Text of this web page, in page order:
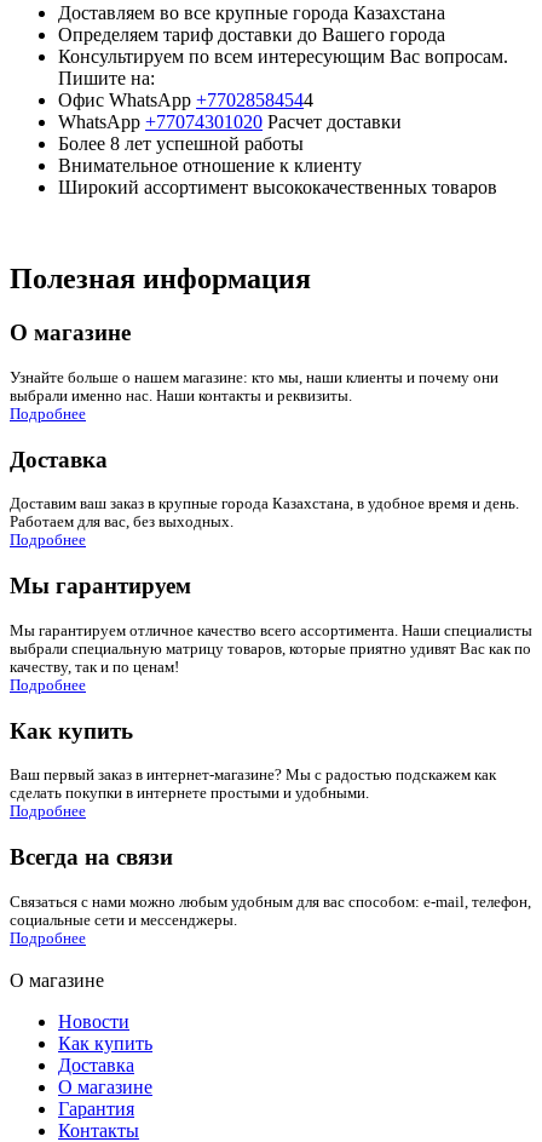
Доставляем во все крупные города Казахстана
Определяем тариф доставки до Вашего города
Консультируем по всем интересующим Вас вопросам.
Пишите на:
Офис WhatsApp +77028584544
WhatsApp +77074301020 Расчет доставки
Более 8 лет успешной работы
Внимательное отношение к клиенту
Широкий ассортимент высококачественных товаров
Полезная информация
О магазине
Узнайте больше о нашем магазине: кто мы, наши клиенты и почему они
выбрали именно нас. Наши контакты и реквизиты.
Подробнее
Доставка
Доставим ваш заказ в крупные города Казахстана, в удобное время и день.
Работаем для вас, без выходных.
Подробнее
Мы гарантируем
Мы гарантируем отличное качество всего ассортимента. Наши специалисты
выбрали специальную матрицу товаров, которые приятно удивят Вас как по
качеству, так и по ценам!
Подробнее
Как купить
Ваш первый заказ в интернет-магазине? Мы с радостью подскажем как
сделать покупки в интернете простыми и удобными.
Подробнее
Всегда на связи
Связаться с нами можно любым удобным для вас способом: e-mail, телефон,
социальные сети и мессенджеры.
Подробнее
О магазине
Новости
Как купить
Доставка
О магазине
Гарантия
Контакты